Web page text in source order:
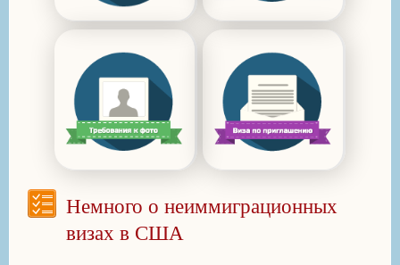
Немного о неиммиграционных
визах в США